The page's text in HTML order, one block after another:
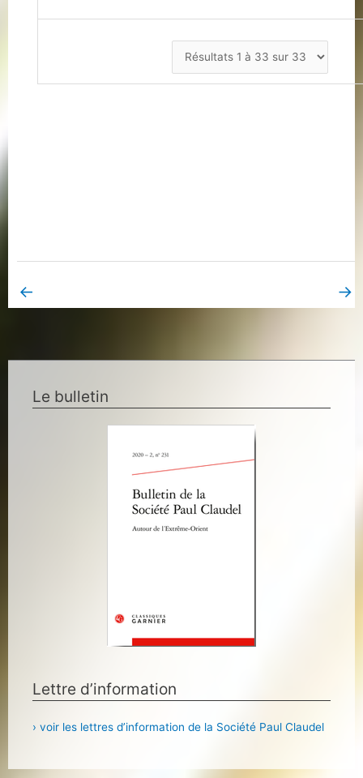
← →
Le bulletin
Lettre d’information
› voir les lettres d’information de la Société Paul Claudel